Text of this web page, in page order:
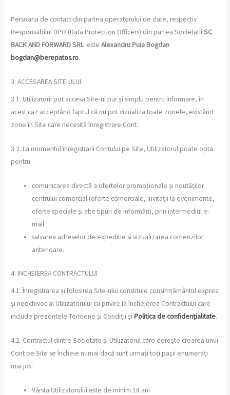
Persoana de contact din partea operatorului de date, respectiv
Responsabilul DPO (Data Protection Officers) din partea SocietatiiSC
BACK AND FORWARD SRLesteAlexandru Puia Bogdan
bogdan@berepatos.ro.
3. ACCESAREA SITE-ULUI
3.1. Utilizatorii pot accesa Site-ul pur și simplu pentru informare, în
acest caz acceptând faptul că nu pot vizualiza toate zonele, existând
zone în Site care necesită înregistrare Cont.
3.2. La momentul înregistrarii Contului pe Site, Utilizatorul poate opta
pentru:
comunicarea directă a ofertelor promoționale și noutăților
centrului comercial (oferte comerciale, invitații la evenimente,
oferte speciale și alte tipuri de informări), prin intermediul e-
mail.
salvarea adreselor de expeditie si vizualizarea comenzilor
anterioare.
4. INCHEIEREA CONTRACTULUI
4.1. Înregistrarea și folosirea Site-ului constituie consimțământul expres
și neechivoc al Utilizatorului cu privire la încheierea Contractului care
include prezentele Termene și Condiții șiPolitica de confidențialitate.
4.2. Contractul dintre Societate și Utilizatorul care dorește crearea unui
Cont pe Site se încheie numai dacă sunt urmați toți pașii enumerați
mai jos:
Vârsta Utilizatorului este de minim 18 ani